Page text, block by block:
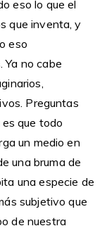
eso lo que el
que inventa, y
eso
Ya no cabe
Preguntas
que todo
un medio en
una bruma de
una especie de
subjetivo que
de nuestra